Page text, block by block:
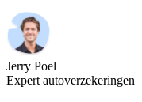
Jerry Poel
Expert autoverzekeringen